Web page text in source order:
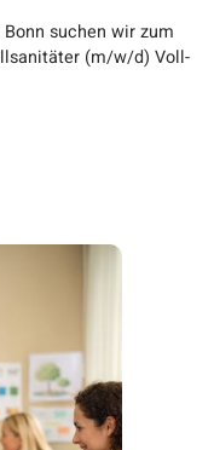
suchen wir zum
(m/w/d) Voll-